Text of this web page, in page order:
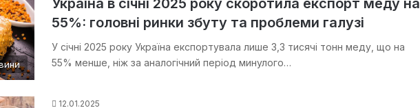
55%: головні ринки збуту та проблеми галузі
У січні 2025 року Україна експортувала лише 3,3 тисячі тонн меду, що на
55% менше, ніж за аналогічний період минулого…
12.01.2025